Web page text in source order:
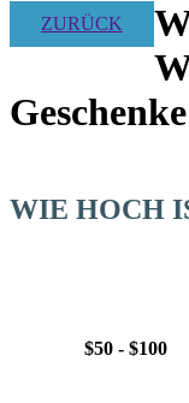
ZURÜCK
WIE HOCH
$50 - $100